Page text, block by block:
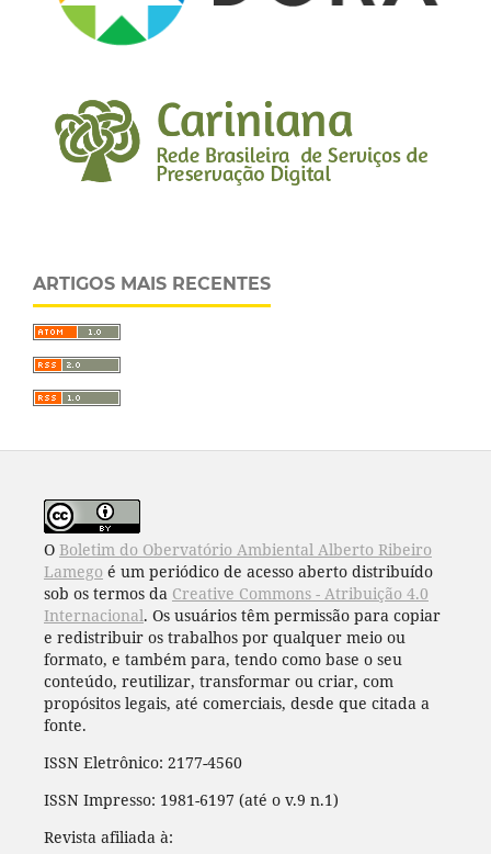
ARTIGOS MAIS RECENTES
O Boletim do Obervatório Ambiental Alberto Ribeiro
Lamego é um periódico de acesso aberto distribuído
sob os termos da Creative Commons - Atribuição 4.0
Internacional. Os usuários têm permissão para copiar
e redistribuir os trabalhos por qualquer meio ou
formato, e também para, tendo como base o seu
conteúdo, reutilizar, transformar ou criar, com
propósitos legais, até comerciais, desde que citada a
fonte.
ISSN Eletrônico: 2177-4560
ISSN Impresso: 1981-6197 (até o v.9 n.1)
Revista afiliada à: